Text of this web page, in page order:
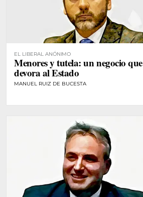
EL LIBERAL ANÓNIMO
Menores y tutela: un negocio que
devora al Estado
MANUEL RUIZ DE BUCESTA